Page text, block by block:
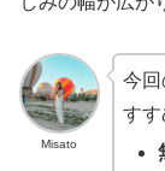
Misato
今
すす